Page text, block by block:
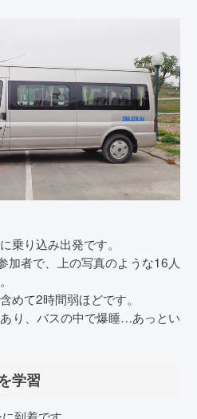
乗り込み出発です。
加者で、上の写真のような16人
めて2時間弱ほどです。
り、バスの中で爆睡…あっとい
学習